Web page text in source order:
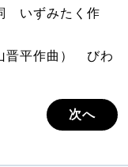
いずみたく作
晋平作曲） びわ
次へ